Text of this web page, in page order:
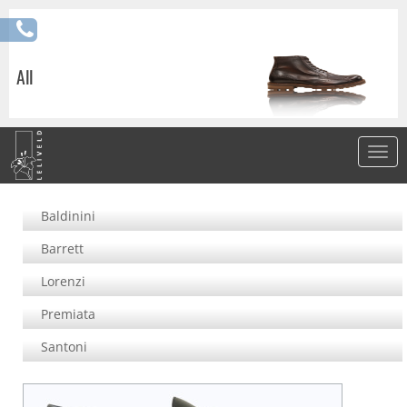
All
Baldinini
Barrett
Lorenzi
Premiata
Santoni